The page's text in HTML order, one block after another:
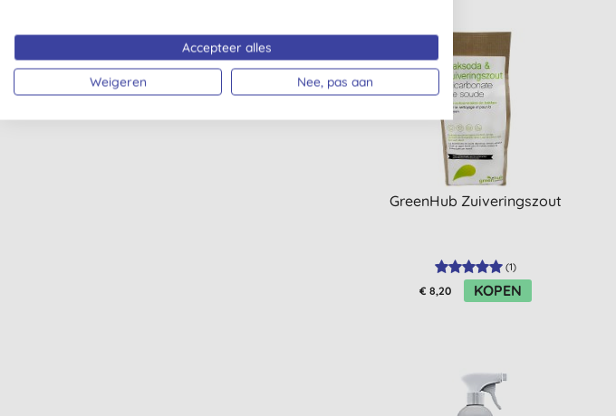
GreenHub Zuiveringszout
(1)
€ 8,20 KOPEN
Accepteer alles
Weigeren Nee, pas aan